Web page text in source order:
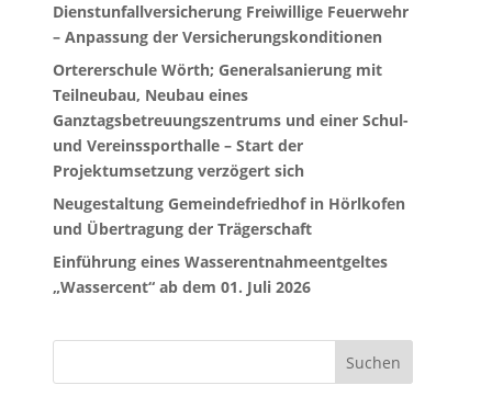
Dienstunfallversicherung Freiwillige Feuerwehr
– Anpassung der Versicherungskonditionen
Ortererschule Wörth; Generalsanierung mit
Teilneubau, Neubau eines
Ganztagsbetreuungszentrums und einer Schul-
und Vereinssporthalle – Start der
Projektumsetzung verzögert sich
Neugestaltung Gemeindefriedhof in Hörlkofen
und Übertragung der Trägerschaft
Einführung eines Wasserentnahmeentgeltes
„Wassercent“ ab dem 01. Juli 2026